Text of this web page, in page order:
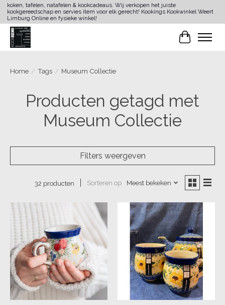
koken, tafelen, natafelen & kookcadeaus. Wij verkopen het juiste
kookgereedschap en servies item voor elk gerecht! Kookings Kookwinkel Weert
Limburg Online en fysieke winkel!
Home / Tags / Museum Collectie
Producten getagd met
Museum Collectie
Filters weergeven
32 producten Sorteren op Meest bekeken